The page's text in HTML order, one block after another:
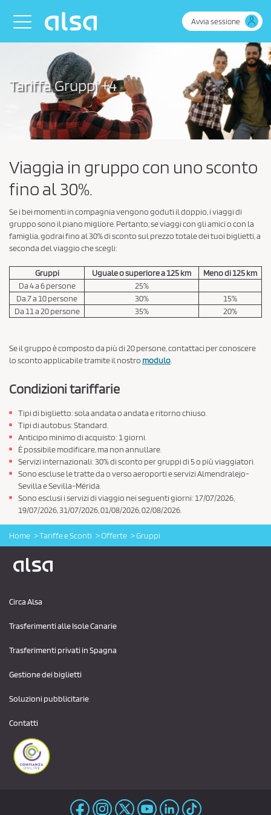
Skip to Main Content
Toggle navigation
Avvia sessione
Tariffa Gruppi +4
Viaggia in gruppo con uno sconto
fino al 30%.
Se i bei momenti in compagnia vengono goduti il ​​doppio, i viaggi di
gruppo sono il piano migliore. Pertanto, se viaggi con gli amici o con la
famiglia, godrai fino al 30% di sconto sul prezzo totale dei tuoi biglietti, a
seconda del viaggio che scegli:
Gruppi Uguale o superiore a 125 km
Meno di 125 km
Da 4 a 6 persone
25%
Da 7 a 10 persone
30%
15%
Da 11 a 20 persone
35% 20%
Se il gruppo è composto da più di 20 persone, contattaci per conoscere
lo sconto applicabile tramite il nostro modulo
Condizioni tariffarie
Tipi di biglietto: sola andata o andata e ritorno chiuso.
Tipi di autobus: Standard.
Anticipo minimo di acquisto: 1 giorni.
È possibile modificare, ma non annullare.
Servizi internazionali: 30% di sconto per gruppi di 5 o più viaggiatori.
Sono escluse le tratte da o verso aeroporti e servizi Almendralejo-
Sevilla e Sevilla-Mérida.
Sono esclusi i servizi di viaggio nei seguenti giorni: 17/07/2026,
19/07/2026, 31/07/2026, 01/08/2026, 02/08/2026.
Home Tariffe e Sconti Offerte Gruppi
Circa Alsa
Trasferimenti alle Isole Canarie
Trasferimenti privati ​​in Spagna
Gestione dei biglietti
Soluzioni pubblicitarie
Contatti
Logo Alsa